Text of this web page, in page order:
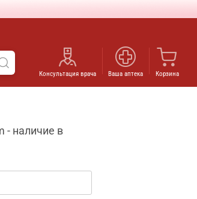
Консультация врача Ваша аптека Корзина
- наличие в